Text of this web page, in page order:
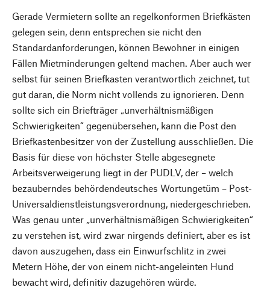
Gerade Vermietern sollte an regelkonformen Briefkästen
gelegen sein, denn entsprechen sie nicht den
Standardanforderungen, können Bewohner in einigen
Fällen Mietminderungen geltend machen. Aber auch wer
selbst für seinen Briefkasten verantwortlich zeichnet, tut
gut daran, die Norm nicht vollends zu ignorieren. Denn
sollte sich ein Briefträger „unverhältnismäßigen
Schwierigkeiten“ gegenübersehen, kann die Post den
Briefkastenbesitzer von der Zustellung ausschließen. Die
Basis für diese von höchster Stelle abgesegnete
Arbeitsverweigerung liegt in der PUDLV, der – welch
bezauberndes behördendeutsches Wortungetüm – Post-
Universaldienstleistungsverordnung, niedergeschrieben.
Was genau unter „unverhältnismäßigen Schwierigkeiten“
zu verstehen ist, wird zwar nirgends definiert, aber es ist
davon auszugehen, dass ein Einwurfschlitz in zwei
Metern Höhe, der von einem nicht-angeleinten Hund
bewacht wird, definitiv dazugehören würde.